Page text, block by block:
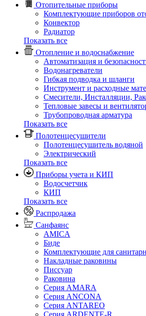
Отопительные приборы
Комплектующие приборов
Конвектор
Радиатор
Показать все
Отопление и водоснабжение
Автоматизация и
Водонагреватели
Гибкая подводка и шланги
Инструмент и расходные
Смесители, Инсталляции,
Тепловые завесы и
Трубопроводная арматура
Показать все
Полотенцесушители
Полотенцесушитель водяной
Электрический
Показать все
Приборы учета и КИП
Водосчетчик
КИП
Показать все
Распродажа
Санфаянс
AMICA
Биде
Комплектующие для
Накладные раковины
Писсуар
Раковина
Серия AMARA
Серия ANCONA
Серия ANTAREO
Серия ARDENTE-R